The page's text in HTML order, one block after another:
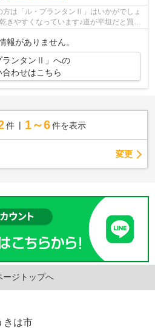
方は「ル・プランタンⅡ」はいかがでしょ
きやすくなっています♪道が平坦だと買い
報がありません。
ランタンⅡ」への
合わせはこちら
件 1～6 件を表示
変更
ージトップへ
きは市